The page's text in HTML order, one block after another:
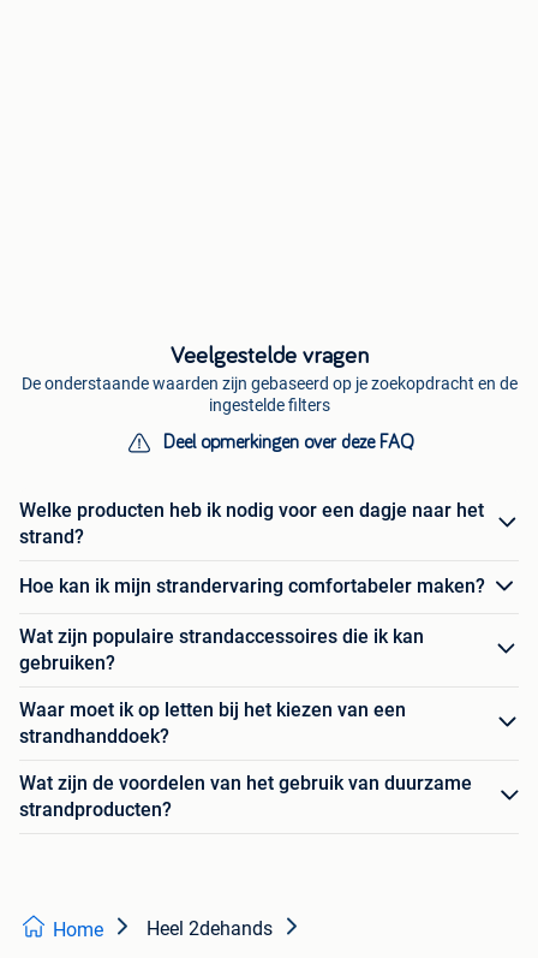
Veelgestelde vragen
De onderstaande waarden zijn gebaseerd op je zoekopdracht en de
ingestelde filters
Deel opmerkingen over deze FAQ
Welke producten heb ik nodig voor een dagje naar het
strand?
Hoe kan ik mijn strandervaring comfortabeler maken?
Wat zijn populaire strandaccessoires die ik kan
gebruiken?
Waar moet ik op letten bij het kiezen van een
strandhanddoek?
Wat zijn de voordelen van het gebruik van duurzame
strandproducten?
Home Heel 2dehands